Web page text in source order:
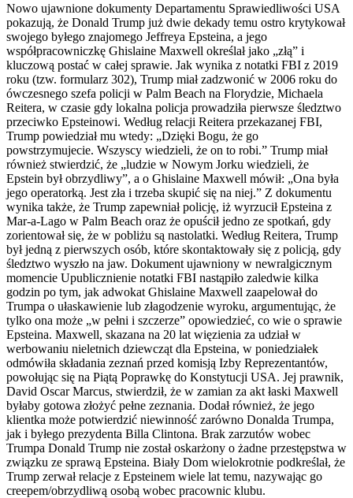
Nowo ujawnione dokumenty Departamentu Sprawiedliwości USA
pokazują, że Donald Trump już dwie dekady temu ostro krytykował
swojego byłego znajomego Jeffreya Epsteina, a jego
współpracowniczkę Ghislaine Maxwell określał jako „złą” i
kluczową postać w całej sprawie. Jak wynika z notatki FBI z 2019
roku (tzw. formularz 302), Trump miał zadzwonić w 2006 roku do
ówczesnego szefa policji w Palm Beach na Florydzie, Michaela
Reitera, w czasie gdy lokalna policja prowadziła pierwsze śledztwo
przeciwko Epsteinowi. Według relacji Reitera przekazanej FBI,
Trump powiedział mu wtedy: „Dzięki Bogu, że go
powstrzymujecie. Wszyscy wiedzieli, że on to robi.” Trump miał
również stwierdzić, że „ludzie w Nowym Jorku wiedzieli, że
Epstein był obrzydliwy”, a o Ghislaine Maxwell mówił: „Ona była
jego operatorką. Jest zła i trzeba skupić się na niej.” Z dokumentu
wynika także, że Trump zapewniał policję, iż wyrzucił Epsteina z
Mar-a-Lago w Palm Beach oraz że opuścił jedno ze spotkań, gdy
zorientował się, że w pobliżu są nastolatki. Według Reitera, Trump
był jedną z pierwszych osób, które skontaktowały się z policją, gdy
śledztwo wyszło na jaw. Dokument ujawniony w newralgicznym
momencie Upublicznienie notatki FBI nastąpiło zaledwie kilka
godzin po tym, jak adwokat Ghislaine Maxwell zaapelował do
Trumpa o ułaskawienie lub złagodzenie wyroku, argumentując, że
tylko ona może „w pełni i szczerze” opowiedzieć, co wie o sprawie
Epsteina. Maxwell, skazana na 20 lat więzienia za udział w
werbowaniu nieletnich dziewcząt dla Epsteina, w poniedziałek
odmówiła składania zeznań przed komisją Izby Reprezentantów,
powołując się na Piątą Poprawkę do Konstytucji USA. Jej prawnik,
David Oscar Marcus, stwierdził, że w zamian za akt łaski Maxwell
byłaby gotowa złożyć pełne zeznania. Dodał również, że jego
klientka może potwierdzić niewinność zarówno Donalda Trumpa,
jak i byłego prezydenta Billa Clintona. Brak zarzutów wobec
Trumpa Donald Trump nie został oskarżony o żadne przestępstwa w
związku ze sprawą Epsteina. Biały Dom wielokrotnie podkreślał, że
Trump zerwał relacje z Epsteinem wiele lat temu, nazywając go
creepem/obrzydliwą osobą wobec pracownic klubu.